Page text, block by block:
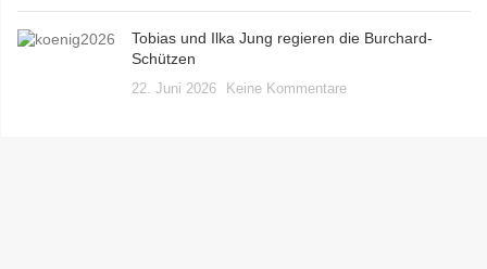
Tobias und Ilka Jung regieren die Burchard-
Schützen
22. Juni 2026 Keine Kommentare